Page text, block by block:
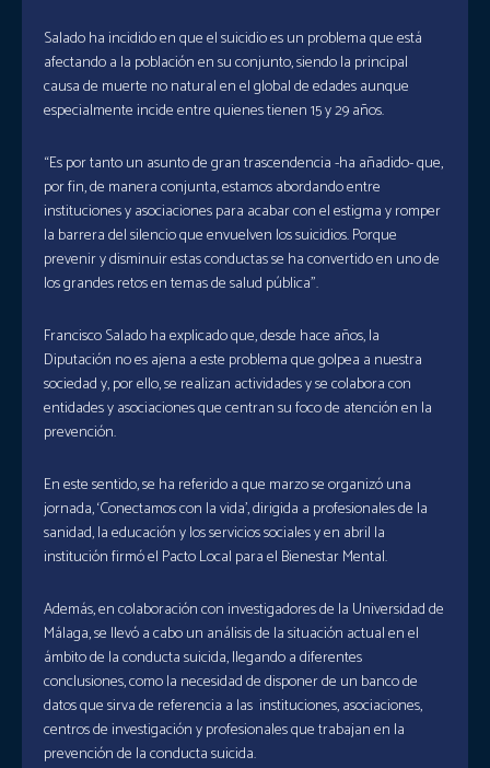
Salado ha incidido en que el suicidio es un problema que está
afectando a la población en su conjunto, siendo la principal
causa de muerte no natural en el global de edades aunque
especialmente incide entre quienes tienen 15 y 29 años.
“Es por tanto un asunto de gran trascendencia -ha añadido- que,
por fin, de manera conjunta, estamos abordando entre
instituciones y asociaciones para acabar con el estigma y romper
la barrera del silencio que envuelven los suicidios. Porque
prevenir y disminuir estas conductas se ha convertido en uno de
los grandes retos en temas de salud pública”.
Francisco Salado ha explicado que, desde hace años, la
Diputación no es ajena a este problema que golpea a nuestra
sociedad y, por ello, se realizan actividades y se colabora con
entidades y asociaciones que centran su foco de atención en la
prevención.
En este sentido, se ha referido a que marzo se organizó una
jornada, ‘Conectamos con la vida’, dirigida a profesionales de la
sanidad, la educación y los servicios sociales y en abril la
institución firmó el Pacto Local para el Bienestar Mental.
Además, en colaboración con investigadores de la Universidad de
Málaga, se llevó a cabo un análisis de la situación actual en el
ámbito de la conducta suicida, llegando a diferentes
conclusiones, como la necesidad de disponer de un banco de
datos que sirva de referencia a las instituciones, asociaciones,
centros de investigación y profesionales que trabajan en la
prevención de la conducta suicida.